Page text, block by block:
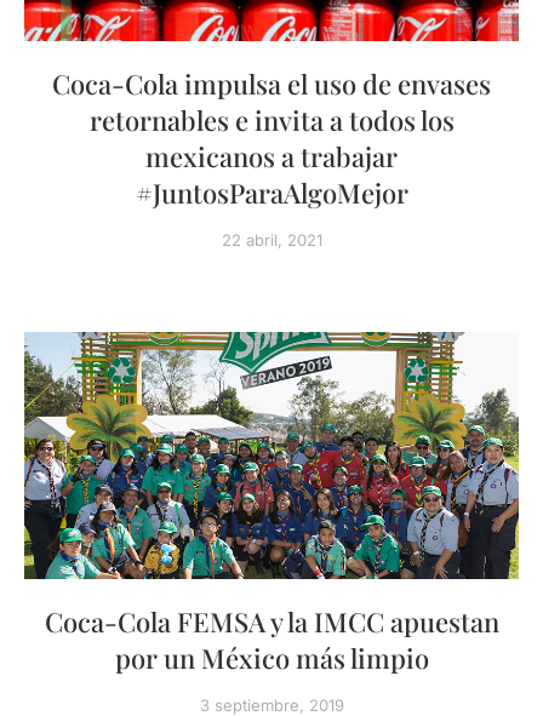
Coca-Cola impulsa el uso de envases
retornables e invita a todos los
mexicanos a trabajar
#JuntosParaAlgoMejor
22 abril, 2021
Coca-Cola FEMSA y la IMCC apuestan
por un México más limpio
3 septiembre, 2019